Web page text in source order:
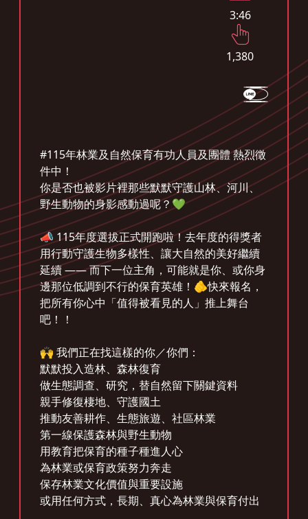
3:46
1,380
#115年林業及自然保育有功人員及團體 熱烈徵
件中！
你是否也被影片裡那些默默守護山林、河川、
野生動物的身影感動過呢？💚
📣 115年度選拔正式開跑啦！去年度的得獎者
用行動守護生物多樣性、讓大自然的美好繼續
延續 —— 而下一位主角，可能就是你、或你身
邊那位低調到不行的保育英雄！🫵快來報名，
把所有你心中「值得被看見的人」推上舞台
吧！！
🙌 我們正在找這樣的你／你們：
默默投入造林、森林復育
做生態調查、研究，替自然留下關鍵資料
親手修復棲地、守護國土
推動友善耕作、生態旅遊、社區林業
第一線保護森林與野生動物
用教育把保育的種子種進人心
為林業或保育政策努力奔走
保存林業文化價值與重要設施
或用任何方式，長期、真心為林業與保育付出